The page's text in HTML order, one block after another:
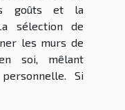
goûts et la
sélection de
les murs de
soi, mêlant
Si